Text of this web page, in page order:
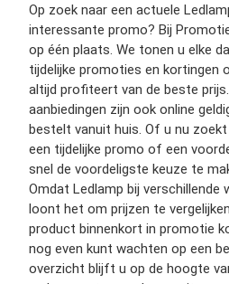
Op zoek naar een actuele
interessante promo? Bij
op één plaats. We tonen u elke
tijdelijke promoties en kortingen
altijd profiteert van de beste
aanbiedingen zijn ook online
bestelt vanuit huis. Of u nu zoekt
een tijdelijke promo of een
snel de voordeligste keuze te
Omdat Ledlamp bij verschillende
loont het om prijzen te
product binnenkort in promotie
nog even kunt wachten op een
overzicht blijft u op de hoogte